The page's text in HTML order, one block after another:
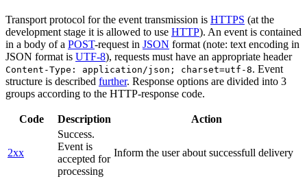
Transport protocol for the event transmission is HTTPS (at the
development stage it is allowed to use HTTP). An event is contained
in a body of a POST-request in JSON format (note: text encoding in
JSON format is UTF-8), requests must have an appropriate header
Content-Type: application/json; charset=utf-8. Event
structure is described further. Response options are divided into 3
groups according to the HTTP-response code.
Code Description Action
2xx
Success.
Event is
accepted for
processing
Inform the user about successfull delivery